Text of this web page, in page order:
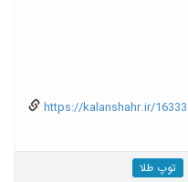
https://kalanshahr.ir/16333
توپ طلا